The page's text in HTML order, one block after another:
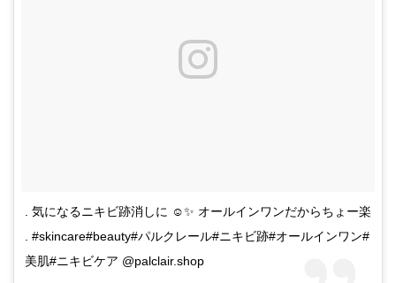
. 気になるニキビ跡消しに ☺︎✨ オールインワンだからちょー楽
. #skincare#beauty#パルクレール#ニキビ跡#オールインワン#
美肌#ニキビケア @palclair.shop